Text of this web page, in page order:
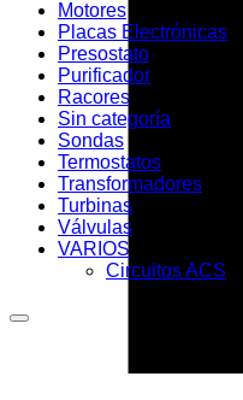
Motores
Placas Electrónicas
Presostato
Purificador
Racores
Sin categoría
Sondas
Termostatos
Transformadores
Turbinas
Válvulas
VARIOS
Circuitos ACS